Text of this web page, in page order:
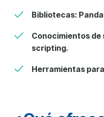
Bibliotecas:
Conocimientos de
scripting.
Herramientas